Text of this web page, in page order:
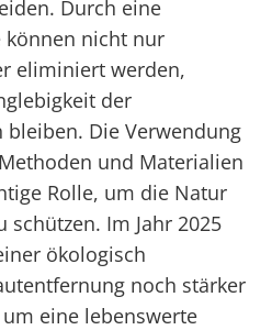
Durch eine
können nicht nur
eliminiert werden,
der
Die Verwendung
und Materialien
Rolle, um die Natur
Im Jahr 2025
ökologisch
noch stärker
eine lebenswerte